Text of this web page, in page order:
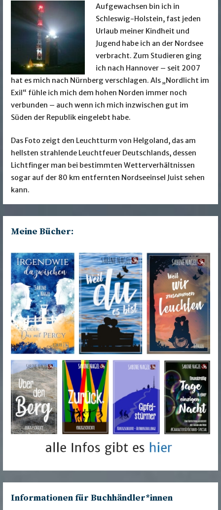
Aufgewachsen bin ich in
Schleswig-Holstein, fast jeden
Urlaub meiner Kindheit und
Jugend habe ich an der Nordsee
verbracht. Zum Studieren ging
ich nach Hannover – seit 2007
hat es mich nach Nürnberg verschlagen. Als „Nordlicht im
Exil“ fühle ich mich dem hohen Norden immer noch
verbunden – auch wenn ich mich inzwischen gut im
Süden der Republik eingelebt habe.
Das Foto zeigt den Leuchtturm von Helgoland, das am
hellsten strahlende Leuchtfeuer Deutschlands, dessen
Lichtfinger man bei bestimmten Wetterverhältnissen
sogar auf der 80 km entfernten Nordseeinsel Juist sehen
kann.
Meine Bücher:
Informationen für Buchhändler*innen